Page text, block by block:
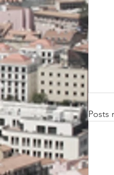
Posts